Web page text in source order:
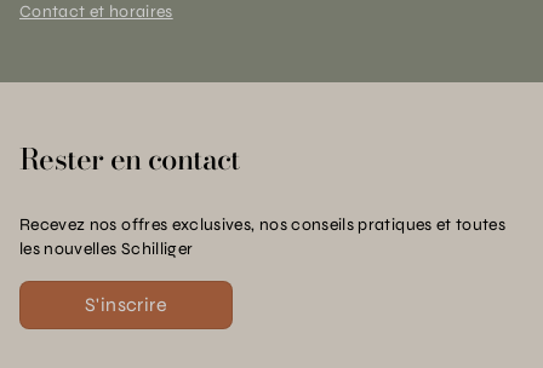
Contact et horaires
Rester en contact
Recevez nos offres exclusives, nos conseils pratiques et toutes
les nouvelles Schilliger
S'inscrire